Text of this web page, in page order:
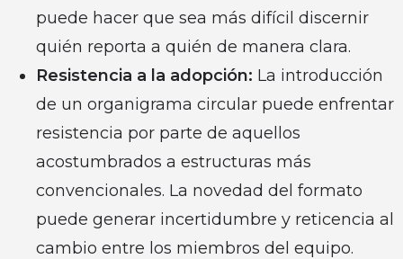
puede hacer que sea más difícil discernir
quién reporta a quién de manera clara.
Resistencia a la adopción: La introducción
de un organigrama circular puede enfrentar
resistencia por parte de aquellos
acostumbrados a estructuras más
convencionales. La novedad del formato
puede generar incertidumbre y reticencia al
cambio entre los miembros del equipo.